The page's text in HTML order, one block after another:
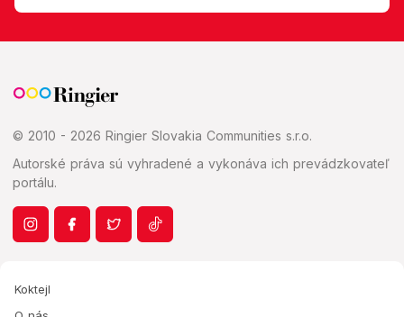
© 2010 - 2026 Ringier Slovakia Communities s.r.o.
Autorské práva sú vyhradené a vykonáva ich prevádzkovateľ
portálu.
Koktejl